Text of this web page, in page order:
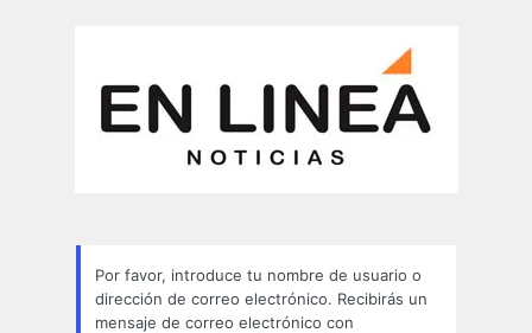
Por favor, introduce tu nombre de usuario o
dirección de correo electrónico. Recibirás un
mensaje de correo electrónico con